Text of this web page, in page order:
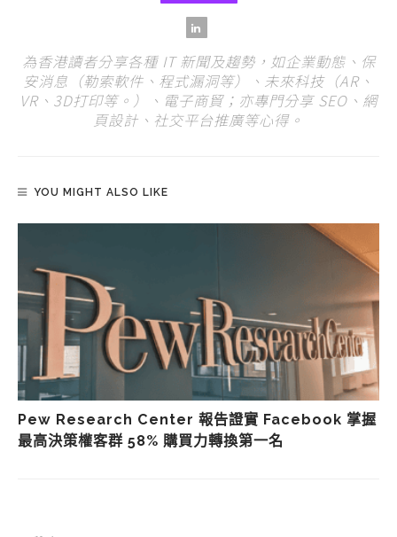
為香港讀者分享各種 IT 新聞及趨勢，如企業動態、保
安消息（勒索軟件、程式漏洞等）、未來科技（AR、
VR、3D打印等。）、電子商貿；亦專門分享 SEO、網
頁設計、社交平台推廣等心得。
YOU MIGHT ALSO LIKE
Pew Research Center 報告證實 Facebook 掌握
最高決策權客群 58% 購買力轉換第一名